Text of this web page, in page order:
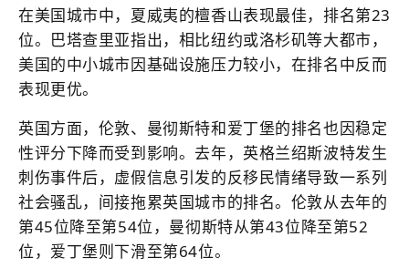
在美国城市中，夏威夷的檀香山表现最佳，排名第23
位。巴塔查里亚指出，相比纽约或洛杉矶等大都市，
美国的中小城市因基础设施压力较小，在排名中反而
表现更优。
英国方面，伦敦、曼彻斯特和爱丁堡的排名也因稳定
性评分下降而受到影响。去年，英格兰绍斯波特发生
刺伤事件后，虚假信息引发的反移民情绪导致一系列
社会骚乱，间接拖累英国城市的排名。伦敦从去年的
第45位降至第54位，曼彻斯特从第43位降至第52
位，爱丁堡则下滑至第64位。